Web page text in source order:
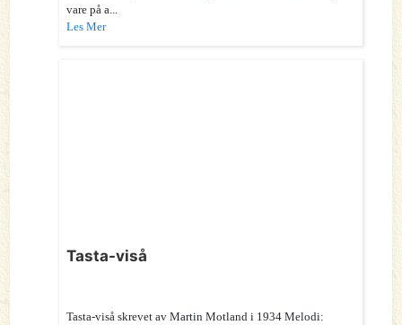
vare på a...
Les Mer
Tasta-viså
Tasta-viså skrevet av Martin Motland i 1934 Melodi: